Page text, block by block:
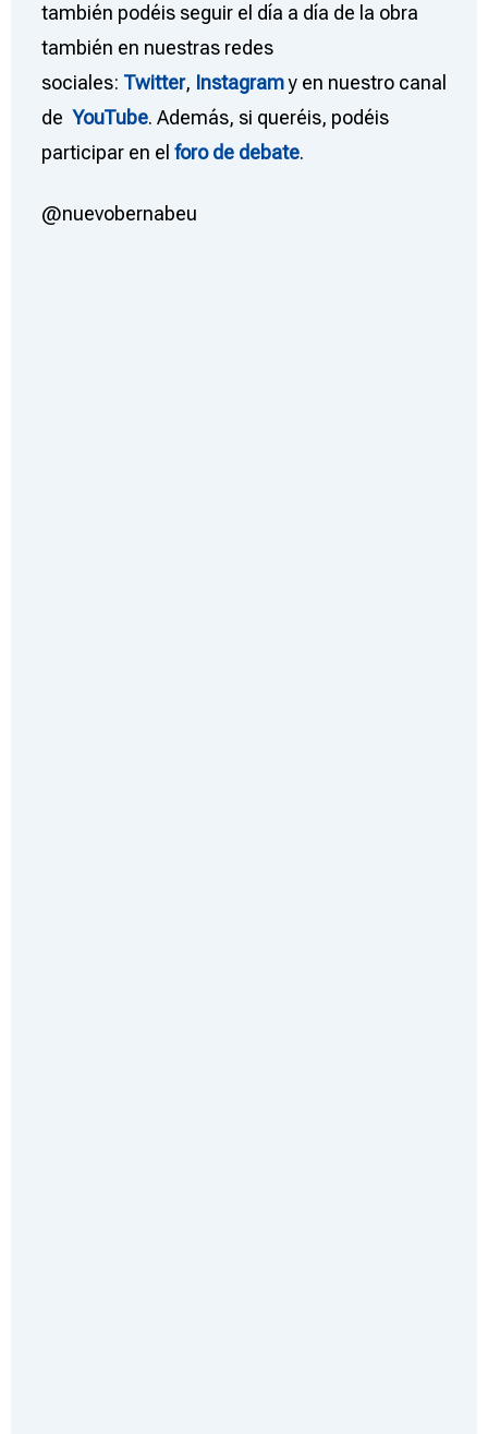
también podéis seguir el día a día de la obra
también en nuestras redes
sociales: Twitter, Instagramy en nuestro canal
de YouTube. Además, si queréis, podéis
participar en el foro de debate.
@nuevobernabeu